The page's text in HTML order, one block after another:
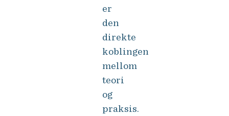
er
den
direkte
koblingen
mellom
teori
og
praksis.